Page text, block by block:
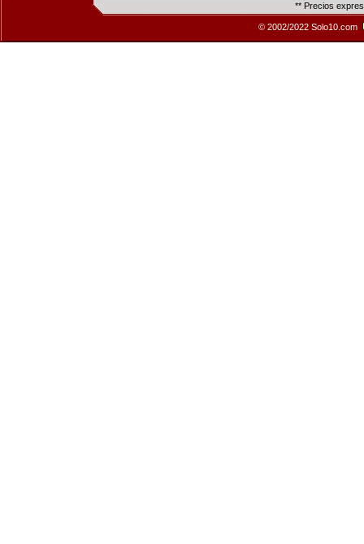
** Precios
© 2002/2022 Solo10.com